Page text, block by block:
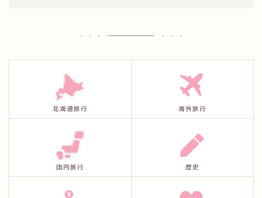
北海道旅行 海外旅行
国内旅行 歴史